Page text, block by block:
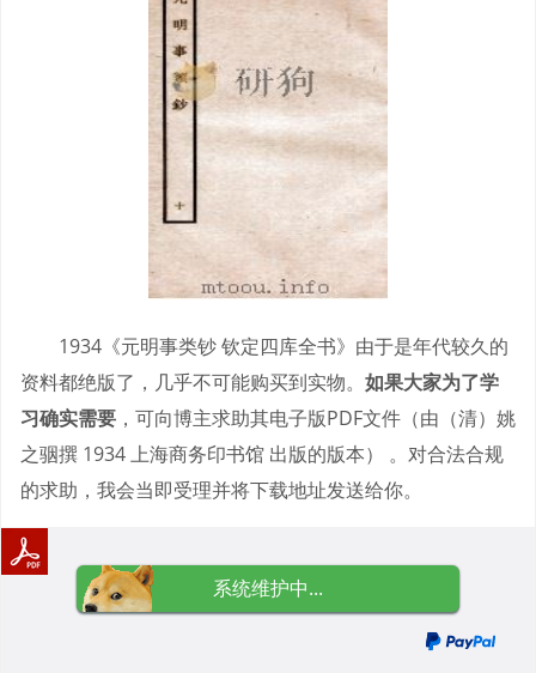
1934《元明事类钞 钦定四库全书》由于是年代较久的
资料都绝版了，几乎不可能购买到实物。 如果大家为了学
习确实需要 ，可向博主求助其电子版PDF文件（由（清）姚
之骃撰 1934 上海商务印书馆 出版的版本） 。对合法合规
的求助，我会当即受理并将下载地址发送给你。
系统维护中...